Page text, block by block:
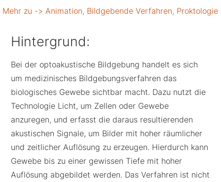
Mehr zu -> Animation, Bildgebende Verfahren, Proktologie
Hintergrund:
Bei der optoakustische Bildgebung handelt es sich
um medizinisches Bildgebungsverfahren das
biologisches Gewebe sichtbar macht. Dazu nutzt die
Technologie Licht, um Zellen oder Gewebe
anzuregen, und erfasst die daraus resultierenden
akustischen Signale, um Bilder mit hoher räumlicher
und zeitlicher Auflösung zu erzeugen. Hierdurch kann
Gewebe bis zu einer gewissen Tiefe mit hoher
Auflösung abgebildet werden. Das Verfahren ist nicht